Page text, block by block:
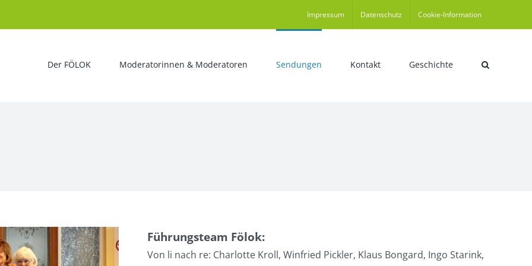
Impressum Datenschutz Cookie-Information
Der FÖLOK Moderatorinnen & Moderatoren Sendungen Kontakt Geschichte
Führungsteam Fölok:
Von li nach re: Charlotte Kroll, Winfried Pickler, Klaus Bongard, Ingo Starink,